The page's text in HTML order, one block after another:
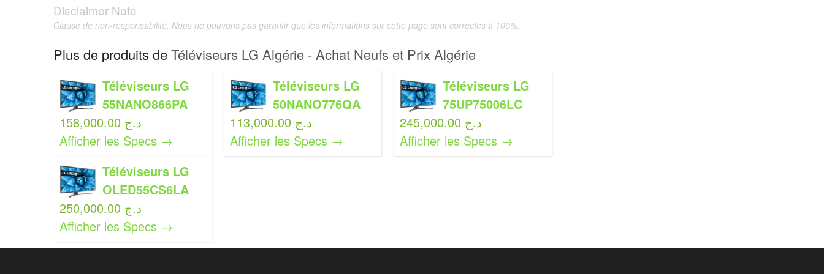
Disclaimer Note
Clause de non-responsabilité. Nous ne pouvons pas garantir que les informations sur cette page sont correctes à 100%.
Plus de produits deTéléviseurs LG Algérie - Achat Neufs et Prix Algérie
Téléviseurs LG
55NANO866PA
158,000.00 د.ج
Afficher les Specs →
Téléviseurs LG
50NANO776QA
113,000.00 د.ج
Afficher les Specs →
Téléviseurs LG
75UP75006LC
245,000.00 د.ج
Afficher les Specs →
Téléviseurs LG
OLED55CS6LA
250,000.00 د.ج
Afficher les Specs →